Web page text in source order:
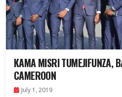
KAMA MISRI TUMEJIFUNZA,
CAMEROON
July 1, 2019